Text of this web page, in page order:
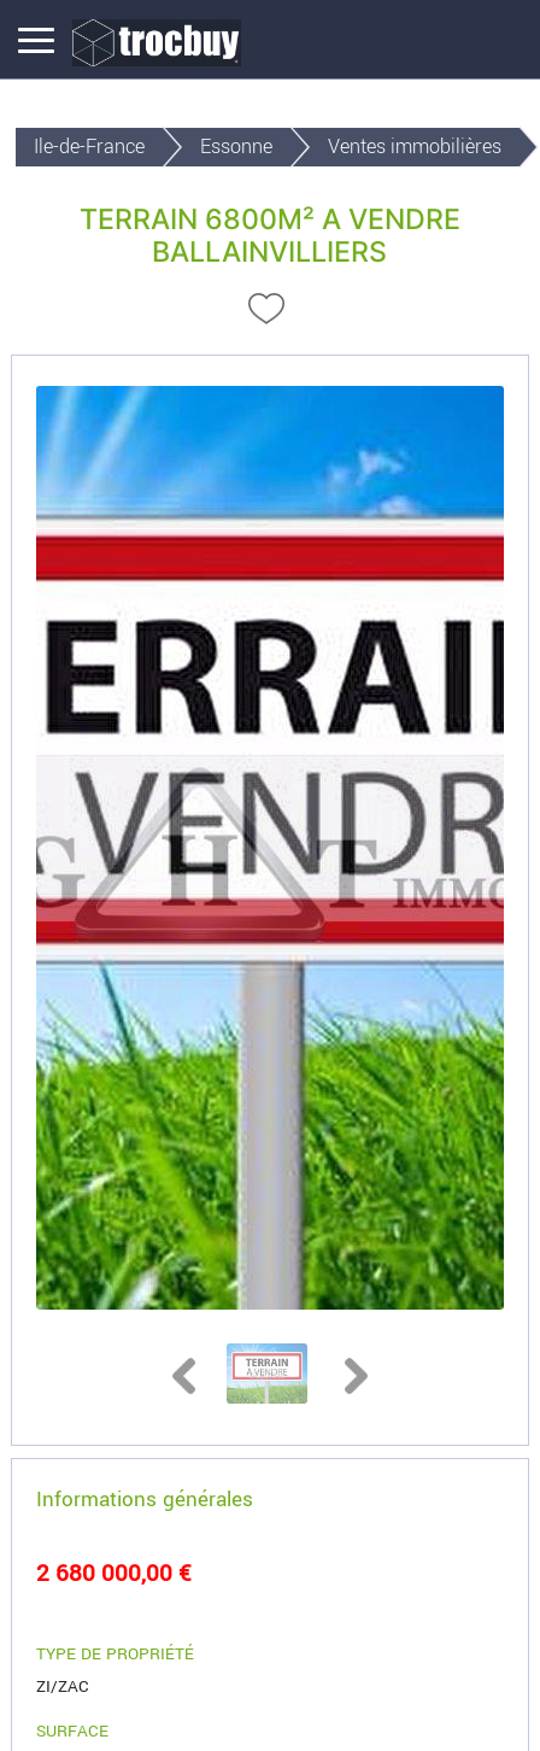
Ile-de-France Essonne Ventes immobilières
TERRAIN 6800M² A VENDRE
BALLAINVILLIERS
Informations générales
2 680 000,00 €
TYPE DE PROPRIÉTÉ
ZI/ZAC
SURFACE